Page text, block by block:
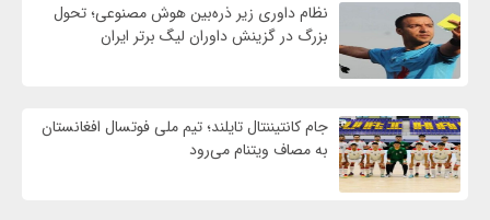
نظام داوری زیر ذره‌بین هوش مصنوعی؛ تحول
بزرگ در گزینش داوران لیگ برتر ایران
جام کانتیننتال تایلند؛ تیم ملی فوتسال افغانستان
به مصاف ویتنام می‌رود